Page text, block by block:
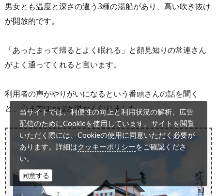
男女とも温度と深さの違う3種の湯船があり、高い吹き抜け
が開放的です。
「あったまって帰るとよく眠れる」と顔見知りの常連さん
がよく通ってくれると言います。
利用者の声がやりがいになるという番頭さんの話を聞く
と、心までぽかぽか温かくなりました。
当サイトでは、利便性の向上と利用状況の解析、広告
配信のためにCookieを使用しています。サイトを閲覧
いただく際には、Cookieの使用に同意いただく必要が
あります。詳細はクッキーポリシーをご確認くださ
い。
同意する